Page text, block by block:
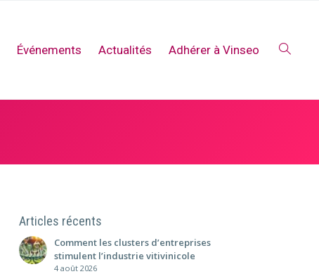
Événements Actualités Adhérer à Vinseo
Articles récents
Comment les clusters d’entreprises
stimulent l’industrie vitivinicole
4 août 2026